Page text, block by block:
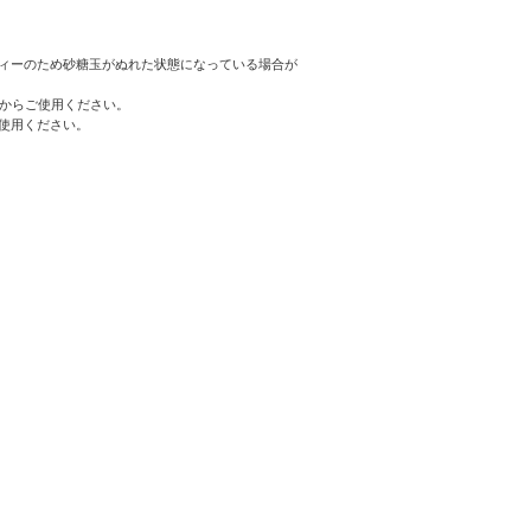
のため砂糖玉がぬれた状態になっている場合が
らご使用ください。
用ください。